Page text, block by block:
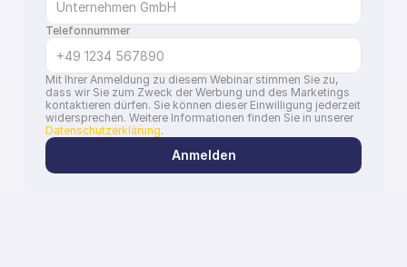
Telefonnummer
Mit Ihrer Anmeldung zu diesem Webinar stimmen Sie zu,
dass wir Sie zum Zweck der Werbung und des Marketings
kontaktieren dürfen. Sie können dieser Einwilligung jederzeit
Datenschutzerklärung.
Anmelden